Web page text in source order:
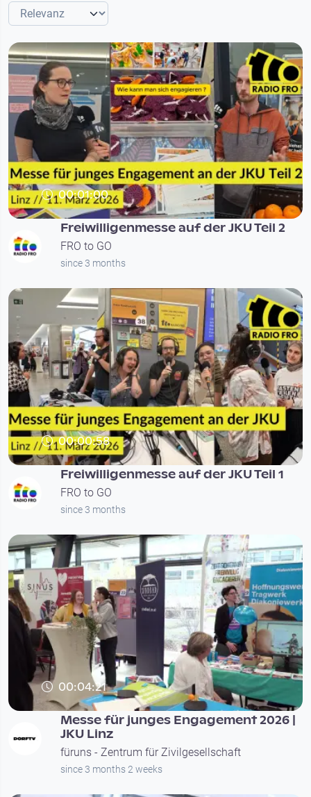
00:01:00
Freiwilligenmesse auf der JKU Teil 2
FRO to GO
since 3 months
00:00:58
Freiwilligenmesse auf der JKU Teil 1
FRO to GO
since 3 months
00:04:21
Messe für junges Engagement 2026 |
JKU Linz
füruns - Zentrum für Zivilgesellschaft
since 3 months 2 weeks